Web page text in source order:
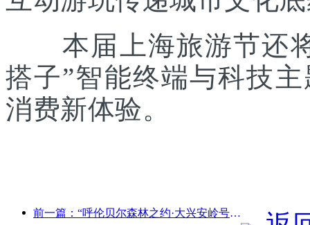
本届上海旅游节还将
搭子”智能终端与科技
消费新体验。
前一篇：“呼伦贝尔森林之约·大兴安岭号--星光列车·天翼之旅”旅游专列首发